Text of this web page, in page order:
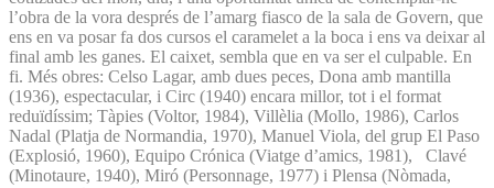
l’obra de la vora després de l’amarg fiasco de la sala de Govern, que
ens en va posar fa dos cursos el caramelet a la boca i ens va deixar al
final amb les ganes. El caixet, sembla que en va ser el culpable. En
fi. Més obres: Celso Lagar, amb dues peces, Dona amb mantilla
(1936), espectacular, i Circ (1940) encara millor, tot i el format
reduïdíssim; Tàpies (Voltor, 1984), Villèlia (Mollo, 1986), Carlos
Nadal (Platja de Normandia, 1970), Manuel Viola, del grup El Paso
(Explosió, 1960), Equipo Crónica (Viatge d’amics, 1981), Clavé
(Minotaure, 1940), Miró (Personnage, 1977) i Plensa (Nòmada,